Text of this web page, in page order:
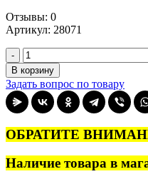
Отзывы: 0
Артикул: 28071
-
В корзину
Задать вопрос по товару
ОБРАТИТЕ
Наличие товара в